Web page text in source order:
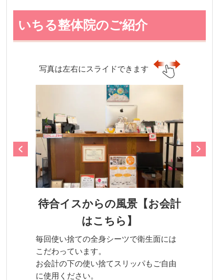
いちる整体院のご紹介
写真は左右にスライドできます
待合イスからの風景【お会計
はこちら】
毎回使い捨ての全身シーツで衛生面には
こだわっています。
お会計の下の使い捨てスリッパもご自由
に使用ください。